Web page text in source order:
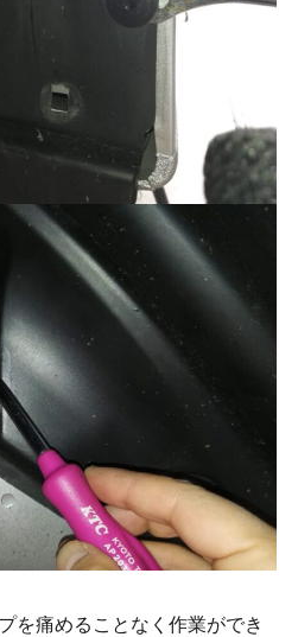
を痛めることなく作業ができ